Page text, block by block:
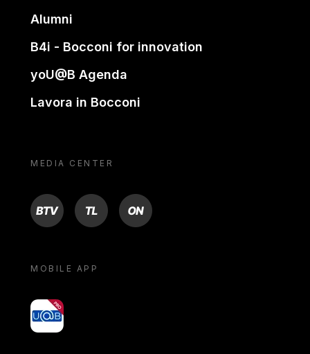
Alumni
B4i - Bocconi for innovation
yoU@B Agenda
Lavora in Bocconi
MEDIA CENTER
BTV TL ON
MOBILE APP
yoU@B